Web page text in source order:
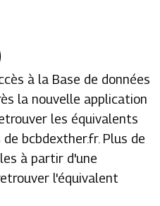
à la Base de données
la nouvelle application
les équivalents
bcbdexther.fr. Plus de
à partir d'une
l'équivalent